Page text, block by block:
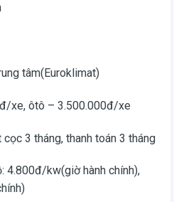
tâm(Euroklimat)
xe, ôtô – 3.500.000đ/xe
3 tháng, thanh toán 3 tháng
4.800đ/kw(giờ hành chính),